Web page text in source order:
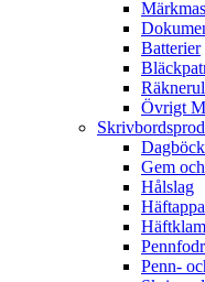
Batterier
Övrigt
Gem
Hålslag
Penn-